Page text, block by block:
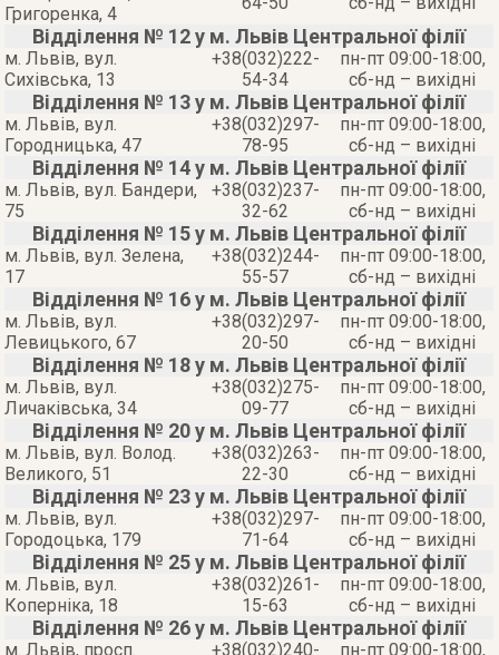
Григоренка, 4
Відділення № 12 у м. Львів Центральної філії
м. Львів, вул.
Сихівська, 13
+38(032)222-
54-34
пн-пт 09:00-18:00,
сб-нд – вихідні
Відділення № 13 у м. Львів Центральної філії
м. Львів, вул.
Городницька, 47
+38(032)297-
78-95
пн-пт 09:00-18:00,
сб-нд – вихідні
Відділення № 14 у м. Львів Центральної філії
м. Львів, вул. Бандери,
75
+38(032)237-
32-62
пн-пт 09:00-18:00,
сб-нд – вихідні
Відділення № 15 у м. Львів Центральної філії
м. Львів, вул. Зелена,
17
+38(032)244-
55-57
пн-пт 09:00-18:00,
сб-нд – вихідні
Відділення № 16 у м. Львів Центральної філії
м. Львів, вул.
Левицького, 67
+38(032)297-
20-50
пн-пт 09:00-18:00,
сб-нд – вихідні
Відділення № 18 у м. Львів Центральної філії
м. Львів, вул.
Личаківська, 34
+38(032)275-
09-77
пн-пт 09:00-18:00,
сб-нд – вихідні
Відділення № 20 у м. Львів Центральної філії
м. Львів, вул. Волод.
Великого, 51
+38(032)263-
22-30
пн-пт 09:00-18:00,
сб-нд – вихідні
Відділення № 23 у м. Львів Центральної філії
м. Львів, вул.
Городоцька, 179
+38(032)297-
71-64
пн-пт 09:00-18:00,
сб-нд – вихідні
Відділення № 25 у м. Львів Центральної філії
м. Львів, вул.
Коперніка, 18
+38(032)261-
15-63
пн-пт 09:00-18:00,
сб-нд – вихідні
Відділення № 26 у м. Львів Центральної філії
м. Львів, просп.
+38(032)240-
пн-пт 09:00-18:00,